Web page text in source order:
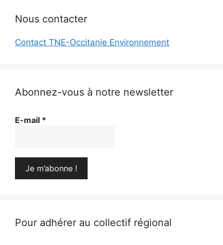
Nous contacter
Contact TNE-Occitanie Environnement
Abonnez-vous à notre newsletter
E-mail *
Pour adhérer au collectif régional